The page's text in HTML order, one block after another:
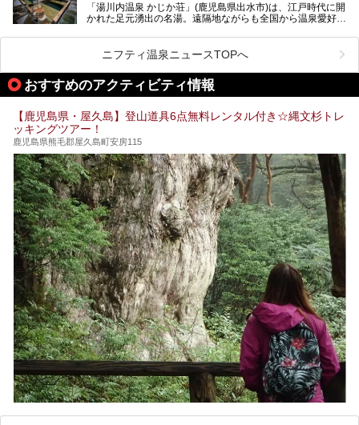
は約2年後を予定しています。
「湯川内温泉 かじか荘」(鹿児島県出水市)は、江戸時代に開
かれた足元湧出の名湯。遠隔地ながらも全国から温泉愛好家
いえる存在です。2023年にいったん閉館しましたが、その
後経営が変わり、復旧作業を実施。2025年4月26日に日帰
り入浴施設としてプレオープンしました。
乗り込みましたが、今回もオープン前日から初日にかけて現
地訪問。リニューアルした浴室・最新情報を中心に、以前と
の相違点や注意事項などを詳細レビューします。
ニフティ温泉ニュースTOPへ
おすすめのアクティビティ情報
【鹿児島県・屋久島】登山道具6点無料レンタル付き☆縄文杉トレ
ッキングツアー！
鹿児島県熊毛郡屋久島町安房115